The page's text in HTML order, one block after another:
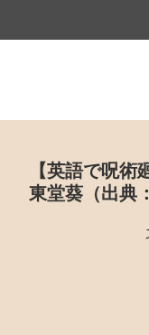
【英語で呪
東堂葵（出典